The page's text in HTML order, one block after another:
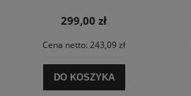
299,00 zł
Cena netto: 243,09 zł
DO KOSZYKA